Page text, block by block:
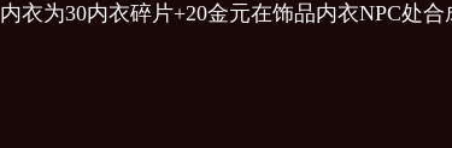
内衣为30内衣碎片+20金元在饰品内衣NPC处合